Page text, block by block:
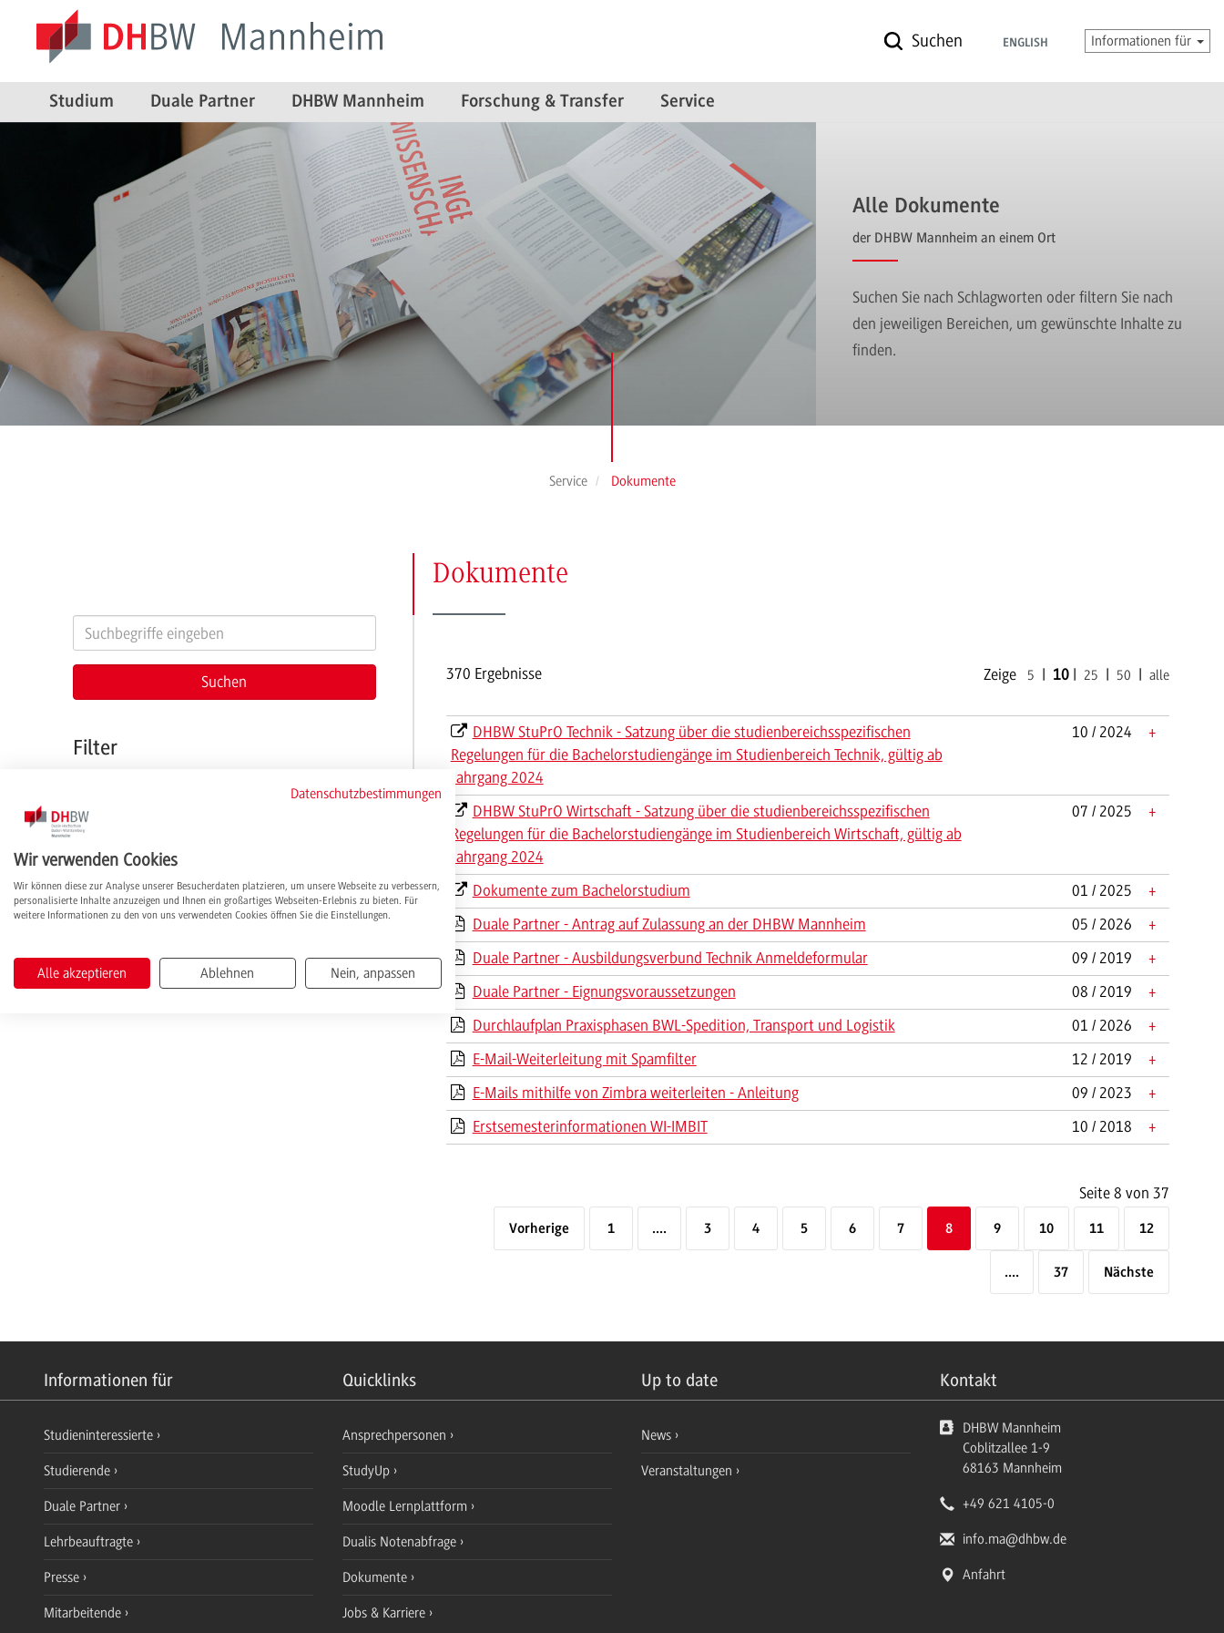
Suchen ENGLISH Informationen für
Studium Duale Partner DHBW Mannheim Forschung & Transfer Service
Alle Dokumente
der DHBW Mannheim an einem Ort
Suchen Sie nach Schlagworten oder filtern Sie nach
den jeweiligen Bereichen, um gewünschte Inhalte zu
finden.
Service Dokumente
Dokumente(Seite
Filter
Eingaben zurücksetzen
370 Ergebnisse Zeige 5 | 10| 25 | 50 | alle
DHBW StuPrO Technik - Satzung über die studienbereichsspezifischen
Regelungen für die Bachelorstudiengänge im Studienbereich Technik, gültig ab
Jahrgang 2024
10 / 2024 +
DHBW StuPrO Wirtschaft - Satzung über die studienbereichsspezifischen
Regelungen für die Bachelorstudiengänge im Studienbereich Wirtschaft, gültig ab
Jahrgang 2024
07 / 2025 +
Dokumente zum Bachelorstudium 01 / 2025
+
Duale Partner - Antrag auf Zulassung an der DHBW Mannheim
05 / 2026
+
Duale Partner - Ausbildungsverbund Technik Anmeldeformular
09 / 2019
+
Duale Partner - Eignungsvoraussetzungen
08 / 2019
+
Durchlaufplan Praxisphasen BWL-Spedition, Transport und Logistik
01 / 2026
+
E-Mail-Weiterleitung mit Spamfilter
12 / 2019
+
E-Mails mithilfe von Zimbra weiterleiten - Anleitung
09 / 2023
+
Erstsemesterinformationen WI-IMBIT
10 / 2018 +
Seite 8 von 37
Vorherige 1 .... 3 4 5 6 7 8 9 10 11 12
.... 37 Nächste
Informationen für Quicklinks Up to date Kontakt
Studieninteressierte
Studierende
Duale Partner
Lehrbeauftragte
Presse
Mitarbeitende
Ansprechpersonen
StudyUp
Moodle Lernplattform
Dualis Notenabfrage
Dokumente
Jobs & Karriere
News
Veranstaltungen
DHBW Mannheim
Coblitzallee 1-9
68163 Mannheim
+49 621 4105-0
info.ma@dhbw.de
Anfahrt
Datenschutzbestimmungen
Wir verwenden Cookies
Wir können diese zur Analyse unserer Besucherdaten platzieren, um unsere Webseite zu verbessern,
personalisierte Inhalte anzuzeigen und Ihnen ein großartiges Webseiten-Erlebnis zu bieten. Für
weitere Informationen zu den von uns verwendeten Cookies öffnen Sie die Einstellungen.
Alle akzeptieren Ablehnen Nein, anpassen